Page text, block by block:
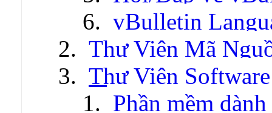
vBulletin
Thư Viện Mã
Thư Viện Software
Phần mềm